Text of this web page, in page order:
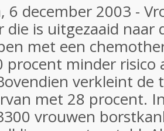
6 december 2003 -
die is uitgezaaid naar
met een
procent minder risico
verkleint de
met 28 procent.
vrouwen